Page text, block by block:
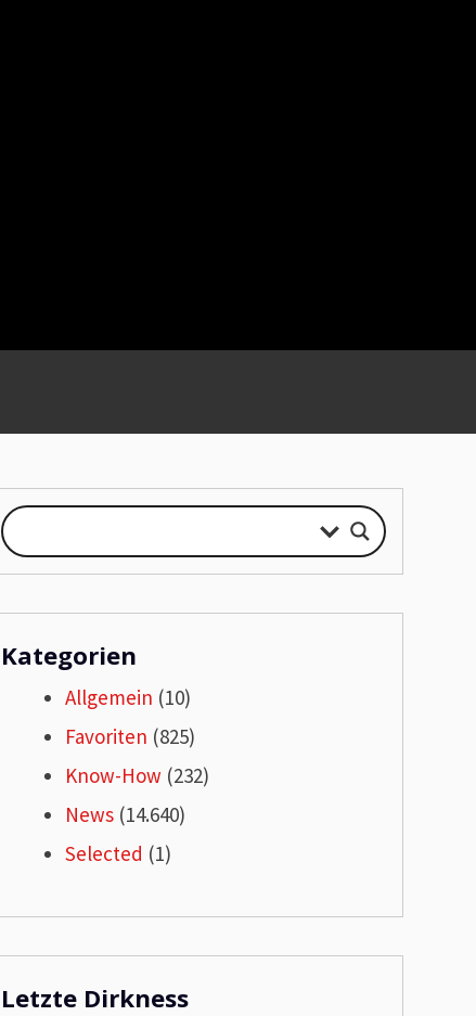
Kategorien
Allgemein (10)
Favoriten (825)
Know-How (232)
News(14.640)
Selected (1)
Letzte Dirkness